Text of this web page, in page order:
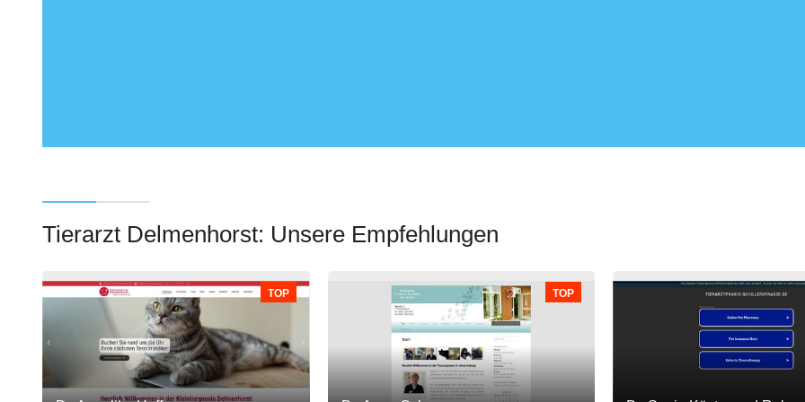
Tierarzt Delmenhorst: Unsere Empfehlungen
TOP TOP